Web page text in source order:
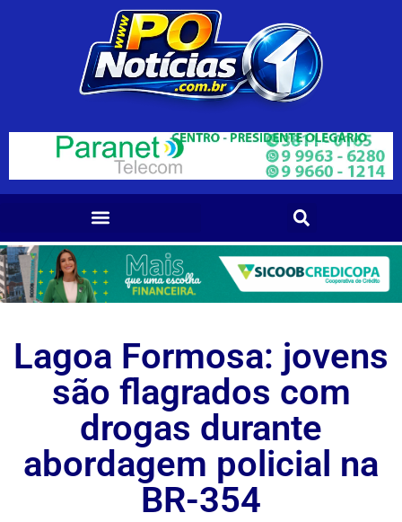
Lagoa Formosa: jovens
são flagrados com
drogas durante
abordagem policial na
BR-354